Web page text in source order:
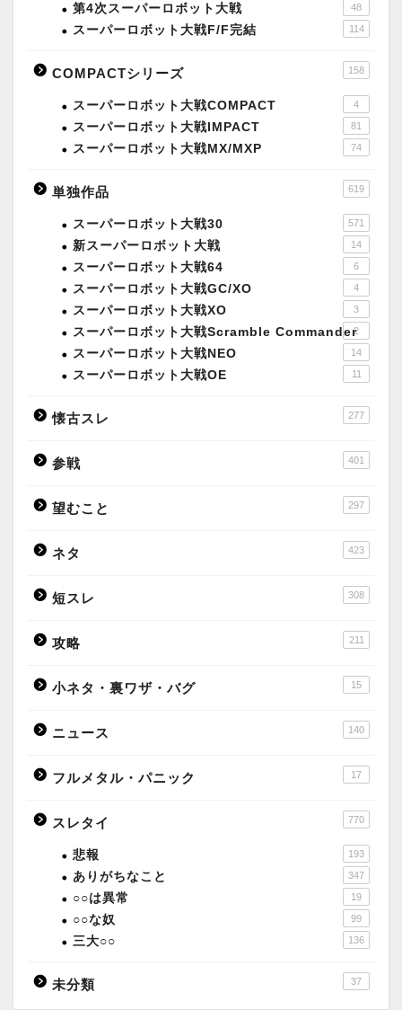
第4次スーパーロボット大戦 48
スーパーロボット大戦F/F完結 114
COMPACTシリーズ 158
スーパーロボット大戦COMPACT 4
スーパーロボット大戦IMPACT 81
スーパーロボット大戦MX/MXP 74
単独作品 619
スーパーロボット大戦30 571
新スーパーロボット大戦 14
スーパーロボット大戦64 6
スーパーロボット大戦GC/XO 4
スーパーロボット大戦XO 3
スーパーロボット大戦Scramble Commander2
スーパーロボット大戦NEO 14
スーパーロボット大戦OE 11
懐古スレ 277
参戦 401
望むこと 297
ネタ 423
短スレ 308
攻略 211
小ネタ・裏ワザ・バグ 15
ニュース 140
フルメタル・パニック 17
スレタイ 770
悲報 193
ありがちなこと 347
○○は異常 19
○○な奴 99
三大○○ 136
未分類 37